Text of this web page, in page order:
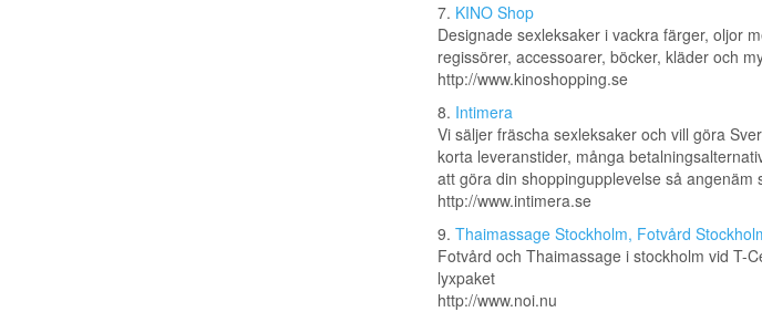
7. KINO Shop
Designade sexleksaker i vackra färger, oljor
regissörer, accessoarer, böcker, kläder och
http://www.kinoshopping.se
8. Intimera
Vi säljer fräscha sexleksaker och vill göra
korta leveranstider, många
att göra din shoppingupplevelse så angenäm
http://www.intimera.se
9. Thaimassage Stockholm, Fotvård
Fotvård och Thaimassage i stockholm vid T-
lyxpaket
http://www.noi.nu